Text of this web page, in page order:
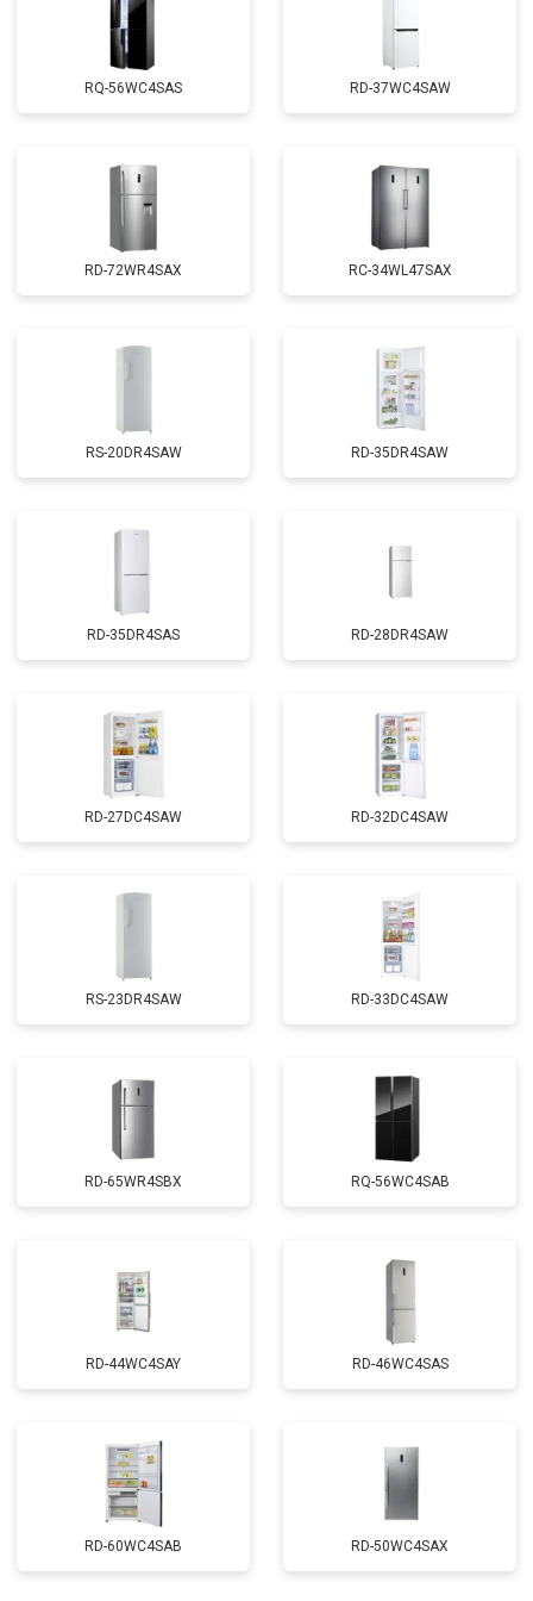
RQ-56WC4SAS RD-37WC4SAW
RD-72WR4SAX RС-34WL47SAX
RS-20DR4SAW RD-35DR4SAW
RD-35DR4SAS RD-28DR4SAW
RD-27DC4SAW RD-32DC4SAW
RS-23DR4SAW RD-33DC4SAW
RD-65WR4SBX RQ-56WC4SAB
RD-44WC4SAY RD-46WC4SAS
RD-60WC4SAB RD-50WC4SAX